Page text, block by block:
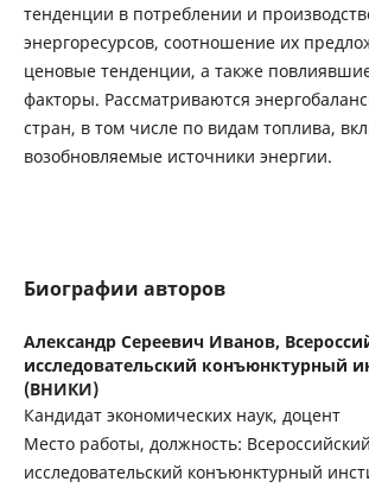
тенденции в потреблении и
энергоресурсов, соотношение их
ценовые тенденции, а также
факторы. Рассматриваются
стран, в том числе по видам топлива,
возобновляемые источники энергии.
Биографии авторов
Александр Сереевич Иванов,
исследовательский конъюнктурный
(ВНИКИ)
Кандидат экономических наук, доцент
Место работы, должность:
исследовательский конъюнктурный